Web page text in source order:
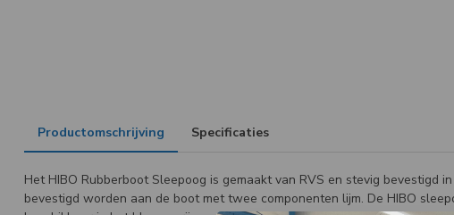
Productomschrijving Specificaties
Het HIBO Rubberboot Sleepoog is gemaakt van RVS en stevig bevestigd
bevestigd worden aan de boot met twee componenten lijm. De HIBO